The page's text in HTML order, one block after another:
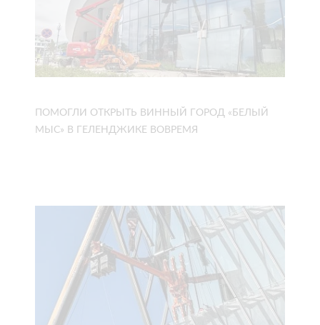
ПОМОГЛИ ОТКРЫТЬ ВИННЫЙ ГОРОД «БЕЛЫЙ
МЫС» В ГЕЛЕНДЖИКЕ ВОВРЕМЯ